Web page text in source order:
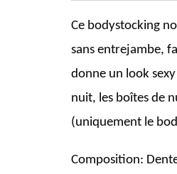
Ce bodystocking
sans entrejambe,
donne un look
nuit, les boîtes de
(uniquement le
Composition: